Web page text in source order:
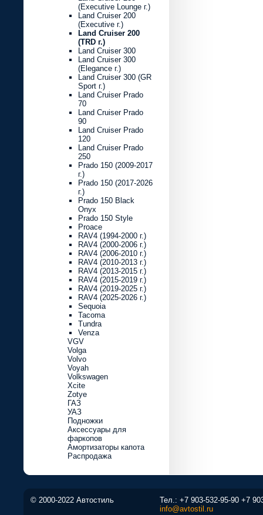
(Executive Lounge г.)
Land Cruiser 200
(Executive г.)
Land Cruiser 200
(TRD г.)
Land Cruiser 300
Land Cruiser 300
(Elegance г.)
Land Cruiser 300 (GR
Sport г.)
Land Cruiser Prado
70
Land Cruiser Prado
90
Land Cruiser Prado
120
Land Cruiser Prado
250
Prado 150 (2009-2017
г.)
Prado 150 (2017-2026
г.)
Prado 150 Black
Onyx
Prado 150 Style
Proace
RAV4 (1994-2000 г.)
RAV4 (2000-2006 г.)
RAV4 (2006-2010 г.)
RAV4 (2010-2013 г.)
RAV4 (2013-2015 г.)
RAV4 (2015-2019 г.)
RAV4 (2019-2025 г.)
RAV4 (2025-2026 г.)
Sequoia
Tacoma
Tundra
Venza
VGV
Volga
Volvo
Voyah
Volkswagen
Xcite
Zotye
ГАЗ
УАЗ
Подножки
Аксессуары для
фаркопов
Амортизаторы капота
Распродажа
© 2000-2022 Автостиль Тел.: +7 903-532-95-90 +7
info@avtostil.ru